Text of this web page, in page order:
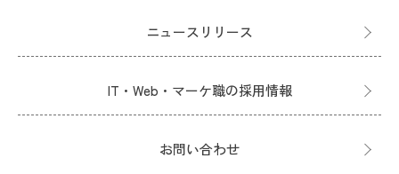
ニュースリリース
IT・Web・マーケ職の採用情報
お問い合わせ